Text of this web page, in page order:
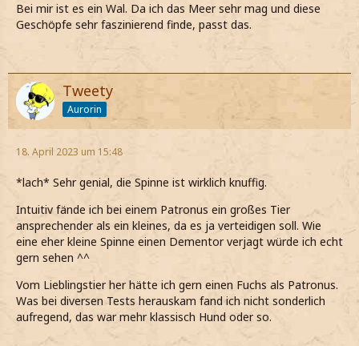
Bei mir ist es ein Wal. Da ich das Meer sehr mag und diese
Geschöpfe sehr faszinierend finde, passt das.
Tweety
Aurorin
18. April 2023 um 15:48
*lach* Sehr genial, die Spinne ist wirklich knuffig.
Intuitiv fände ich bei einem Patronus ein großes Tier
ansprechender als ein kleines, da es ja verteidigen soll. Wie
eine eher kleine Spinne einen Dementor verjagt würde ich echt
gern sehen ^^
Vom Lieblingstier her hätte ich gern einen Fuchs als Patronus.
Was bei diversen Tests herauskam fand ich nicht sonderlich
aufregend, das war mehr klassisch Hund oder so.